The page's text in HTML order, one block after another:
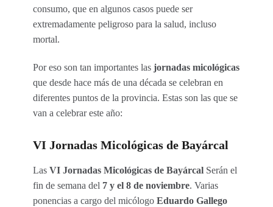
consumo, que en algunos casos puede ser
extremadamente peligroso para la salud, incluso
mortal.
Por eso son tan importantes las jornadas micológicas
que desde hace más de una década se celebran en
diferentes puntos de la provincia. Estas son las que se
van a celebrar este año:
VI Jornadas Micológicas de Bayárcal
Las VI Jornadas Micológicas de Bayárcal Serán el
fin de semana del 7 y el 8 de noviembre. Varias
ponencias a cargo del micólogo Eduardo Gallego